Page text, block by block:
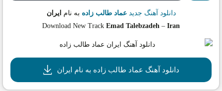
دانلود آهنگ جدید عماد طالب زاده به نام ایران
Download New Track Emad Talebzadeh – Iran
دانلود آهنگ عماد طالب زاده به نام ایران